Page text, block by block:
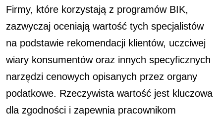
Firmy, które korzystają z programów BIK,
zazwyczaj oceniają wartość tych specjalistów
na podstawie rekomendacji klientów, uczciwej
wiary konsumentów oraz innych specyficznych
narzędzi cenowych opisanych przez organy
podatkowe. Rzeczywista wartość jest kluczowa
dla zgodności i zapewnia pracownikom